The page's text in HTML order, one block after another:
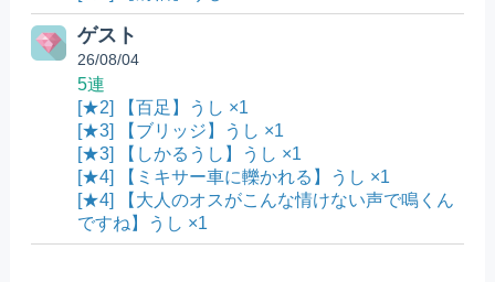
ゲスト
26/08/04
5連
[★2] 【百足】うし ×1
[★3] 【ブリッジ】うし ×1
[★3] 【しかるうし】うし ×1
[★4] 【ミキサー車に轢かれる】うし ×1
[★4] 【大人のオスがこんな情けない声で鳴くん
ですね】うし ×1